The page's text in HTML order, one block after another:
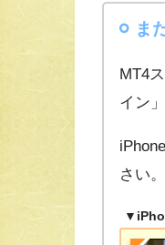
ま
MT4
イン
さい。